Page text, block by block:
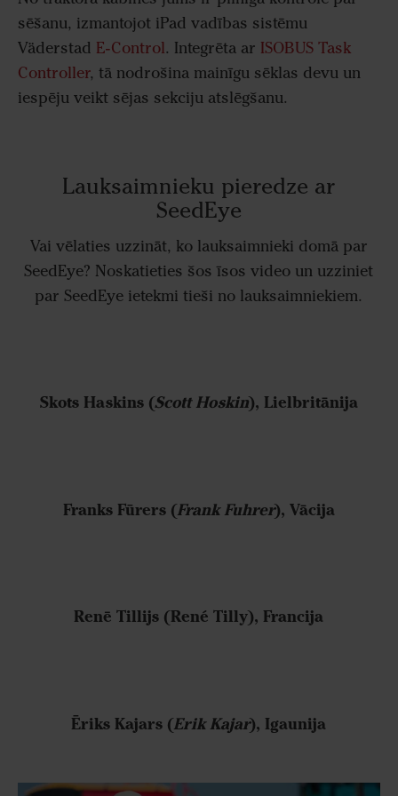
sēšanu, izmantojot iPad vadības sistēmu
Väderstad E-Control. Integrēta ar ISOBUS Task
Controller, tā nodrošina mainīgu sēklas devu un
iespēju veikt sējas sekciju atslēgšanu.
Lauksaimnieku pieredze ar
SeedEye
Vai vēlaties uzzināt, ko lauksaimnieki domā par
SeedEye? Noskatieties šos īsos video un uzziniet
par SeedEye ietekmi tieši no lauksaimniekiem.
Skots Haskins (Scott Hoskin), Lielbritānija
Franks Fūrers (Frank Fuhrer), Vācija
Renē Tillijs (René Tilly), Francija
Ēriks Kajars (Erik Kajar), Igaunija